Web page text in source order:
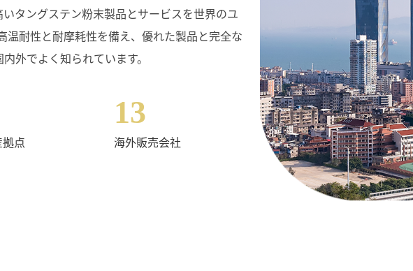
タングステン粉末製品とサービスを世界のユ
温耐性と耐摩耗性を備え、優れた製品と完全な
外でよく知られています。
拠点
13
海外販売会社